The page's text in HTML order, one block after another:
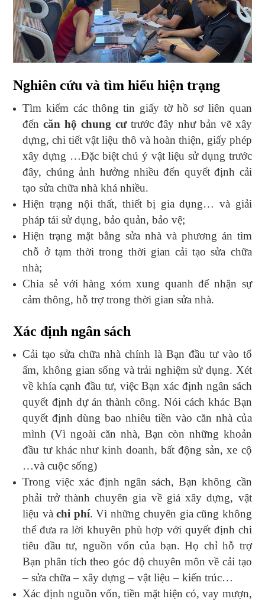
Nghiên cứu và tìm hiểu hiện trạng
Tìm kiếm các thông tin giấy tờ hồ sơ liên quan
đếncăn hộ chung cưtrước đây như bản vẽ xây
dựng, chi tiết vật liệu thô và hoàn thiện, giấy phép
xây dựng …Đặc biệt chú ý vật liệu sử dụng trước
đây, chúng ảnh hưởng nhiều đến quyết định cải
tạo sửa chữa nhà khá nhiều.
Hiện trạng nội thất, thiết bị gia dụng… và giải
pháp tái sử dụng, bảo quản, bảo vệ;
Hiện trạng mặt bằng sửa nhà và phương án tìm
chỗ ở tạm thời trong thời gian cải tạo sửa chữa
nhà;
Chia sẻ với hàng xóm xung quanh để nhận sự
cảm thông, hỗ trợ trong thời gian sửa nhà.
Xác định ngân sách
Cải tạo sửa chữa nhà chính là Bạn đầu tư vào tổ
ấm, không gian sống và trải nghiệm sử dụng. Xét
về khía cạnh đầu tư, việc Bạn xác định ngân sách
quyết định dự án thành công. Nói cách khác Bạn
quyết định dùng bao nhiêu tiền vào căn nhà của
mình (Vì ngoài căn nhà, Bạn còn những khoản
đầu tư khác như kinh doanh, bất động sản, xe cộ
…và cuộc sống)
Trong việc xác định ngân sách, Bạn không cần
phải trở thành chuyên gia về giá xây dựng, vật
liệu vàchi phí. Vì những chuyên gia cũng không
thể đưa ra lời khuyên phù hợp với quyết định chi
tiêu đầu tư, nguồn vốn của bạn. Họ chỉ hỗ trợ
Bạn phân tích theo góc độ chuyên môn về cải tạo
– sửa chữa – xây dựng – vật liệu – kiến trúc…
Xác định nguồn vốn, tiền mặt hiện có, vay mượn,